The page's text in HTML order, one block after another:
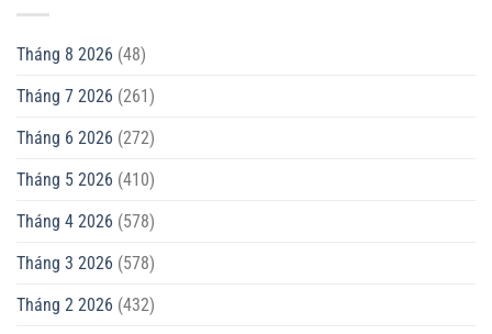
Tháng 8 2026 (48)
Tháng 7 2026 (261)
Tháng 6 2026 (272)
Tháng 5 2026 (410)
Tháng 4 2026 (578)
Tháng 3 2026 (578)
Tháng 2 2026 (432)